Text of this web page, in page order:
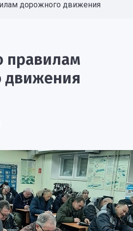
дорожного движения
правилам
движения